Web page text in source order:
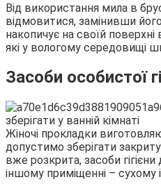
Від використання мила в
відмовитися, замінивши
накопичує на своїй поверхні
які у вологому середовищі
Засоби особистої
Жіночі прокладки
допустимо зберігати
вже розкрита, засоби
іншому приміщенні – сухому